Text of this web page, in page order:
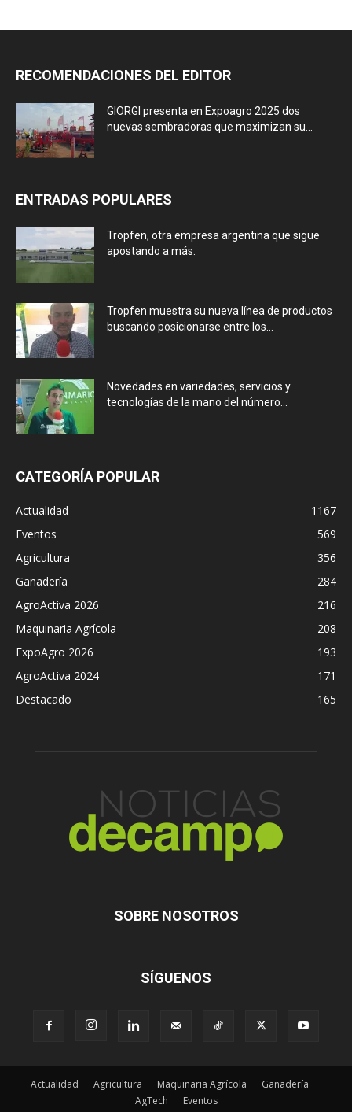
RECOMENDACIONES DEL EDITOR
GIORGI presenta en Expoagro 2025 dos
nuevas sembradoras que maximizan su...
ENTRADAS POPULARES
Tropfen, otra empresa argentina que sigue
apostando a más.
Tropfen muestra su nueva línea de productos
buscando posicionarse entre los...
Novedades en variedades, servicios y
tecnologías de la mano del número...
CATEGORÍA POPULAR
Actualidad
1167
Eventos
569
Agricultura
356
Ganadería
284
AgroActiva 2026
216
Maquinaria Agrícola
208
ExpoAgro 2026
193
AgroActiva 2024
171
Destacado
165
SOBRE NOSOTROS
SÍGUENOS
Actualidad Agricultura Maquinaria Agrícola
Ganadería
AgTech
Eventos